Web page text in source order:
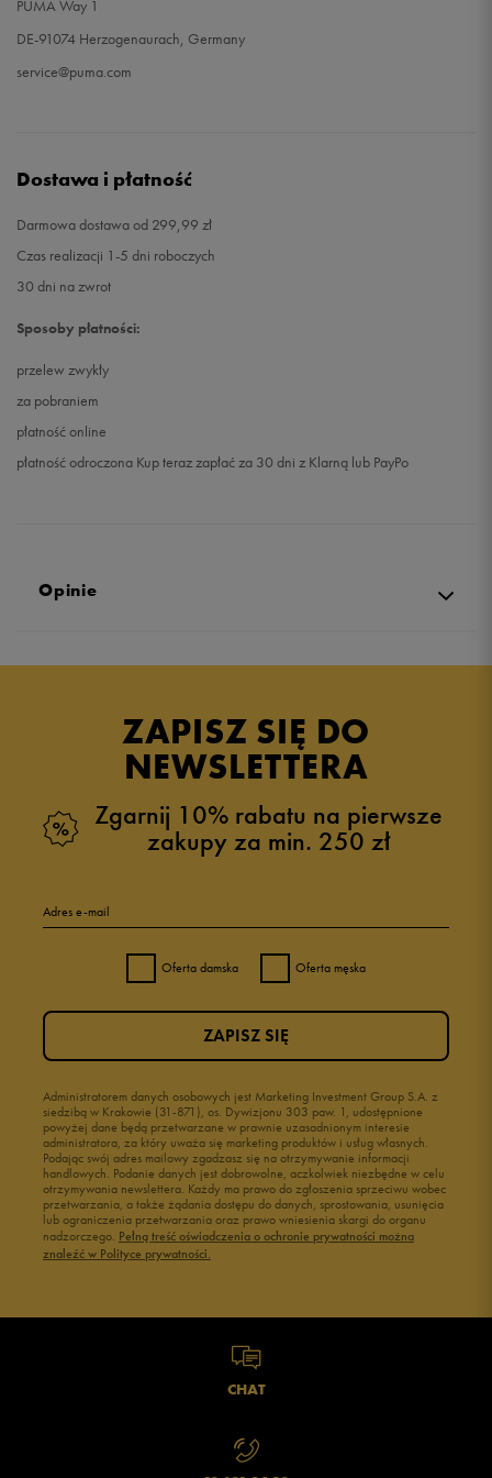
PUMA Way 1
DE-91074 Herzogenaurach, Germany
service@puma.com
Dostawa i płatność
Darmowa dostawa od 299,99 zł
Czas realizacji 1-5 dni roboczych
30 dni na zwrot
Sposoby płatności:
przelew zwykły
za pobraniem
płatność online
płatność odroczona Kup teraz zapłać za 30 dni z Klarną lub PayPo
Opinie
ZAPISZ SIĘ DO
NEWSLETTERA
Zgarnij 10% rabatu na pierwsze
zakupy za min. 250 zł
Adres e-mail
Oferta damska Oferta męska
Administratorem danych osobowych jest Marketing Investment Group S.A. z
siedzibą w Krakowie (31-871), os. Dywizjonu 303 paw. 1, udostępnione
powyżej dane będą przetwarzane w prawnie uzasadnionym interesie
administratora, za który uważa się marketing produktów i usług własnych.
Podając swój adres mailowy zgadzasz się na otrzymywanie informacji
handlowych. Podanie danych jest dobrowolne, aczkolwiek niezbędne w celu
otrzymywania newslettera. Każdy ma prawo do zgłoszenia sprzeciwu wobec
przetwarzania, a także żądania dostępu do danych, sprostowania, usunięcia
lub ograniczenia przetwarzania oraz prawo wniesienia skargi do organu
nadzorczego. Pełną treść oświadczenia o ochronie prywatności można
znaleźć w Polityce prywatności.
ZAPISZ SIĘ
CHAT